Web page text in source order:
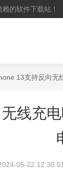
的软件下载站！
13支持反向无
线充
05-22 12:30:01